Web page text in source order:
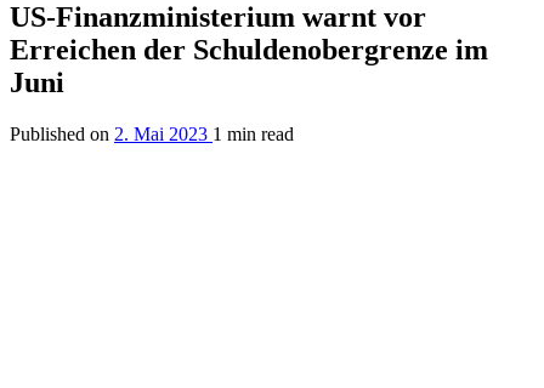
US-Finanzministerium warnt vor
Erreichen der Schuldenobergrenze im
Juni
Published on 2. Mai 2023 1 min read